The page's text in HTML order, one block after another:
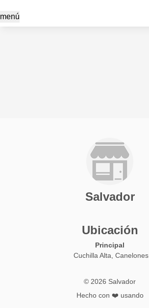
menú
Salvador
Ubicación
Principal
Cuchilla Alta, Canelones
© 2026 Salvador
Hecho con ❤️ usando